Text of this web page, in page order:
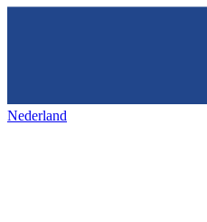
Nederland